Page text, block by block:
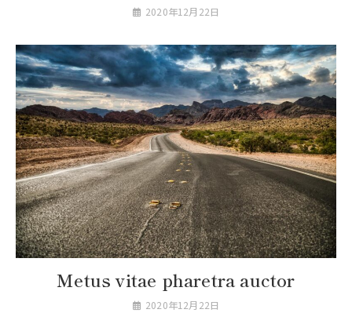
2020年12月22日
Metus vitae pharetra auctor
2020年12月22日